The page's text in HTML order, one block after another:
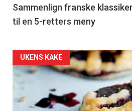
5
Sammenlign franske
til en 5-retters meny
Forsiden
akkurat
nå
UKENS KAKE